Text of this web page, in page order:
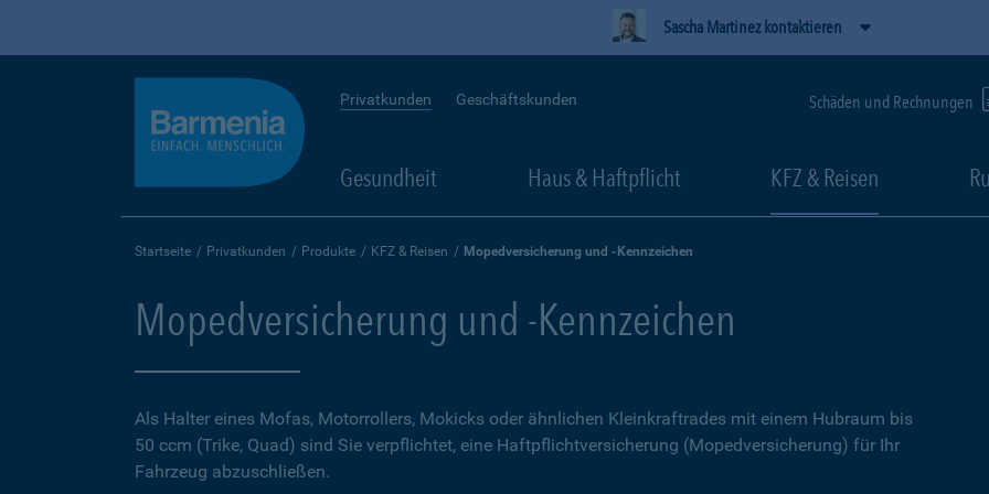
Sascha Martinez kontaktieren
Privatkunden Geschäftskunden Schäden und Rechnungen
Gesundheit Haus & Haftpflicht KFZ & Reisen
Startseite Privatkunden Produkte KFZ & Reisen Mopedversicherung und -Kennzeichen
Mopedversicherung und -Kennzeichen
Als Halter eines Mofas, Motorrollers, Mokicks oder ähnlichen Kleinkraftrades mit einem Hubraum bis
50 ccm (Trike, Quad) sind Sie verpflichtet, eine Haftpflichtversicherung (Mopedversicherung) für Ihr
Fahrzeug abzuschließen.